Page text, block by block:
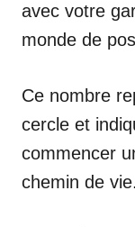
avec votre
monde de
Ce nombre
cercle et
commencer
chemin de vie.